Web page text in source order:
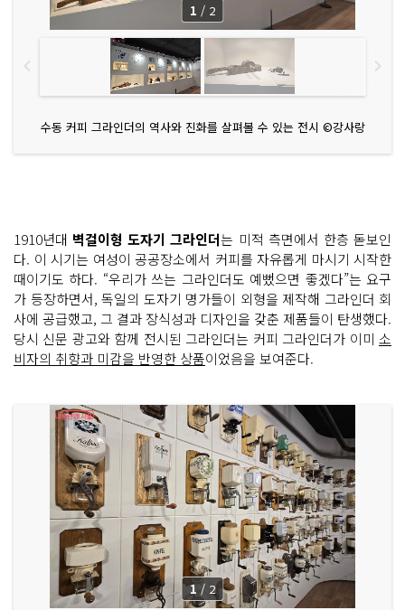
수동 커피 그라인더의 역사와 진화를 살펴볼 수 있는 전시 ©강사랑
1 / 2
1910년대 벽걸이형 도자기 그라인더는 미적 측면에서 한층 돋보인
다. 이 시기는 여성이 공공장소에서 커피를 자유롭게 마시기 시작한
때이기도 하다. “우리가 쓰는 그라인더도 예뻤으면 좋겠다”는 요구
가 등장하면서, 독일의 도자기 명가들이 외형을 제작해 그라인더 회
사에 공급했고, 그 결과 장식성과 디자인을 갖춘 제품들이 탄생했다.
당시 신문 광고와 함께 전시된 그라인더는 커피 그라인더가 이미 소
비자의 취향과 미감을 반영한 상품이었음을 보여준다.
1 / 2